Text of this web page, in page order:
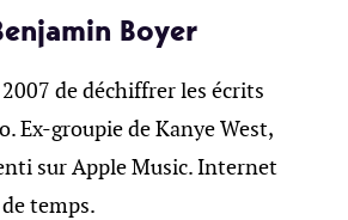
Boyer
de déchiffrer les écrits
Ex-groupie de Kanye West,
sur Apple Music. Internet
temps.